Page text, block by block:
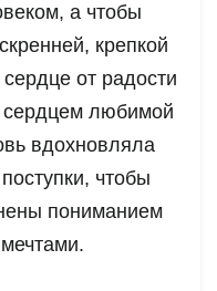
а чтобы
крепкой
от радости
сердцем любимой
вдохновляла
чтобы
пониманием